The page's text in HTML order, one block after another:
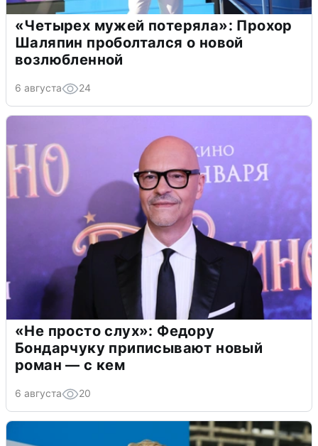
«Четырех мужей потеряла»: Прохор
Шаляпин проболтался о новой
возлюбленной
6 августа 24
«Не просто слух»: Федору
Бондарчуку приписывают новый
роман — с кем
6 августа 20